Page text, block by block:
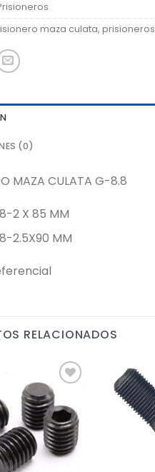
maza culata, prisioneros
(0)
MAZA CULATA G-8.8
2 X 85 MM
2.5X90 MM
RELACIONADOS
Add to
Wishlist